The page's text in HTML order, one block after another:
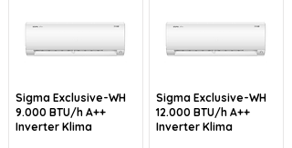
Sigma Exclusive-WH
9.000 BTU/h A++
Inverter Klima
Sigma Exclusive-WH
12.000 BTU/h A++
Inverter Klima